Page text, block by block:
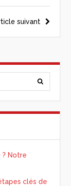
suivant
? Notre
clés de